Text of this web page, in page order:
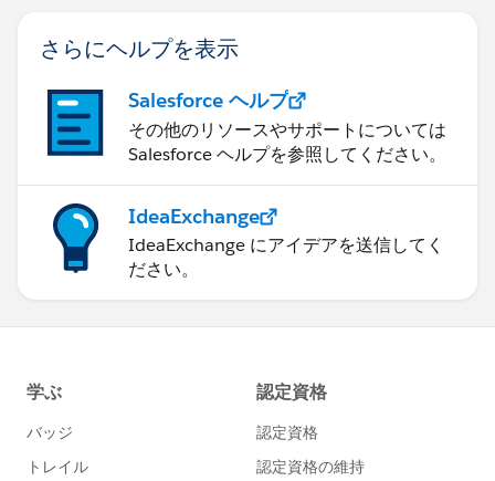
さらにヘルプを表示
Salesforce ヘルプ
その他のリソースやサポートについては
Salesforce ヘルプを参照してください。
IdeaExchange
IdeaExchange にアイデアを送信してく
ださい。